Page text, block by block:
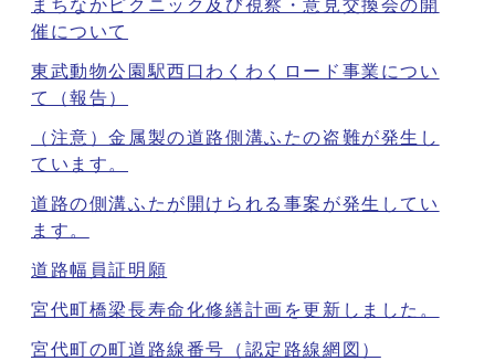
まちなかピクニック及び視察・意見交換会の開
催について
東武動物公園駅西口わくわくロード事業につい
て（報告）
（注意）金属製の道路側溝ふたの盗難が発生し
ています。
道路の側溝ふたが開けられる事案が発生してい
ます。
道路幅員証明願
宮代町橋梁長寿命化修繕計画を更新しました。
宮代町の町道路線番号（認定路線網図）